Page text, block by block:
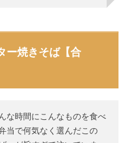
ー焼きそば【合
な時間にこんなものを食べ
当で何気なく選んだこの